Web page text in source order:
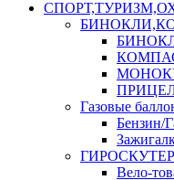
Газовые
Бензин/
Вело-